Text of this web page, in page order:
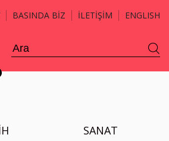
BASINDA BİZ İLETİŞİM ENGLISH
SANAT